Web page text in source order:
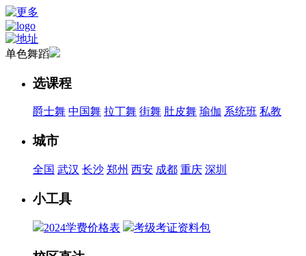
单色舞蹈
选课程
爵士舞 中国舞 拉丁舞 街舞 肚皮舞 瑜伽 系统班 私教
城市
全国 武汉 长沙 郑州 西安 成都 重庆 深圳
小工具
2024学费价格表 考级考证资料包